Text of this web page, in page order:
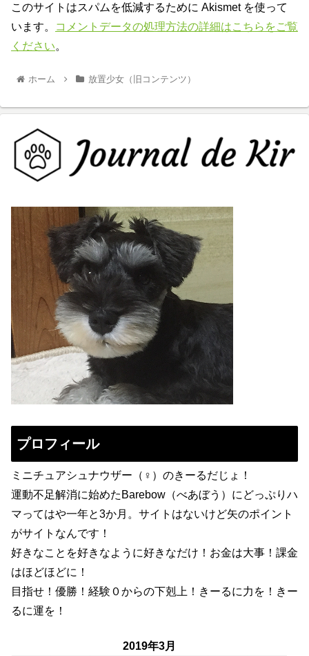
このサイトはスパムを低減するために Akismet を使って
います。
コメントデータの処理方法の詳細はこちらをご覧
ください。
ホーム 放置少女（旧コンテンツ）
プロフィール
ミニチュアシュナウザー（♀）のきーるだじょ！
運動不足解消に始めたBarebow（べあぼう）にどっぷりハ
マってはや一年と3か月。サイトはないけど矢のポイント
がサイトなんです！
好きなことを好きなように好きなだけ！お金は大事！課金
はほどほどに！
目指せ！優勝！経験０からの下剋上！きーるに力を！きー
るに運を！
2019年3月